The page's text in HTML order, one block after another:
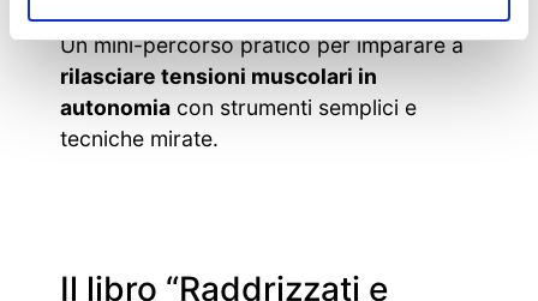
points e con foam roller
Un mini-percorso pratico per imparare a
rilasciare tensioni muscolari in
autonomia con strumenti semplici e
tecniche mirate.
Il libro “Raddrizzati e